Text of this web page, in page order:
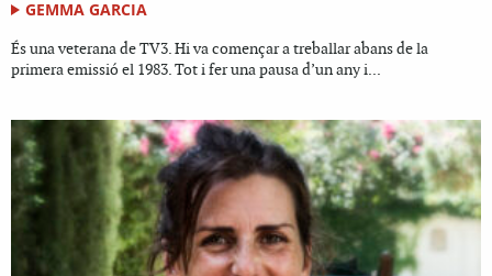
GEMMA GARCIA
És una veterana de TV3. Hi va començar a treballar abans de la
primera emissió el 1983. Tot i fer una pausa d’un any i...